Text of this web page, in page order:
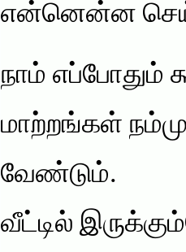
என்னென்ன
நாம் எப்போதும்
மாற்றங்கள்
வேண்டும்.
வீட்டில்